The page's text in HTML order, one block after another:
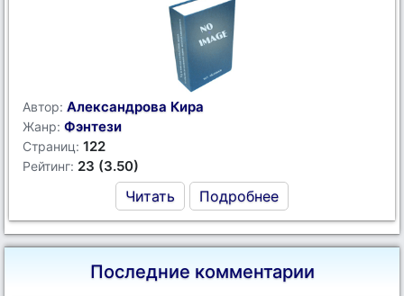
Автор: Александрова Кира
Жанр: Фэнтези
Страниц: 122
Рейтинг: 23 (3.50)
Читать Подробнее
Последние комментарии